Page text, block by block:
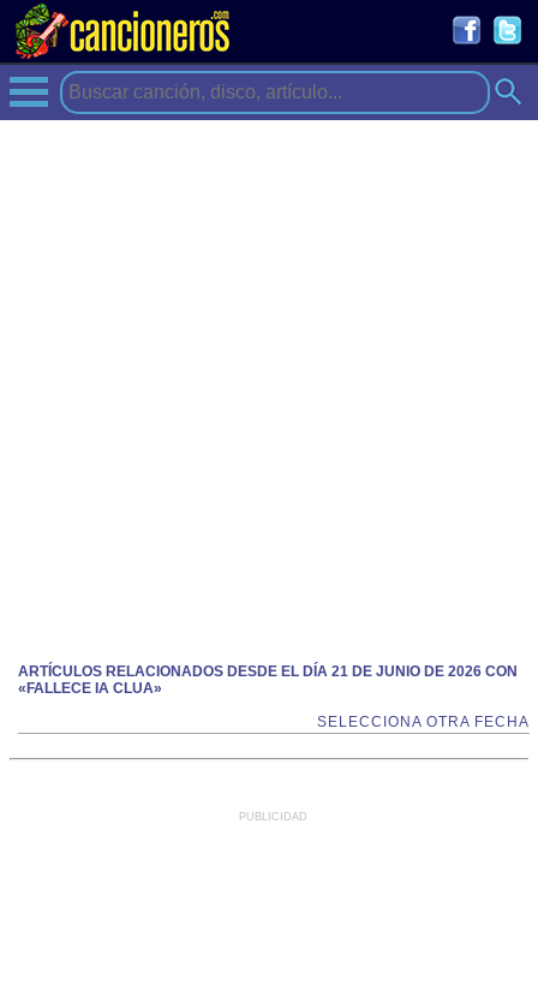
ARTÍCULOS RELACIONADOS DESDE EL DÍA 21 DE JUNIO DE 2026 CON
«FALLECE IA CLUA»
SELECCIONA OTRA FECHA
PUBLICIDAD